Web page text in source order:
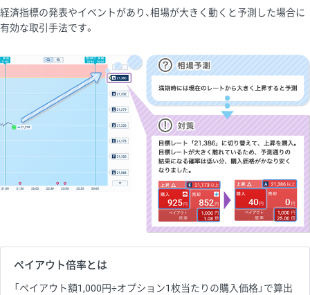
経済指標の発表やイベントがあり、相場が大きく動くと予測した場合に
有効な取引手法です。
ペイアウト倍率とは
「ペイアウト額1,000円÷オプション1枚当たりの購入価格」で算出